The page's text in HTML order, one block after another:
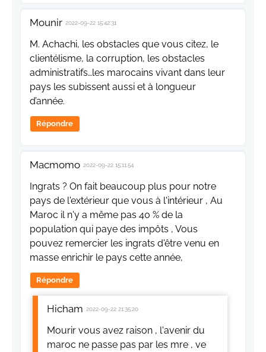
Mounir 2022-09-22 15:42:31
M. Achachi, les obstacles que vous citez, le
clientélisme, la corruption, les obstacles
administratifs…les marocains vivant dans leur
pays les subissent aussi et à longueur
d’année.
Répondre
Macmomo 2022-09-22 15:11:54
Ingrats ? On fait beaucoup plus pour notre
pays de l'extérieur que vous à l'intérieur , Au
Maroc il n'y a même pas 40 % de la
population qui paye des impôts , Vous
pouvez remercier les ingrats d'être venu en
masse enrichir le pays cette année,
Répondre
Hicham 2022-09-22 21:35:20
Mourir vous avez raison , l'avenir du
maroc ne passe pas par les mre , ve